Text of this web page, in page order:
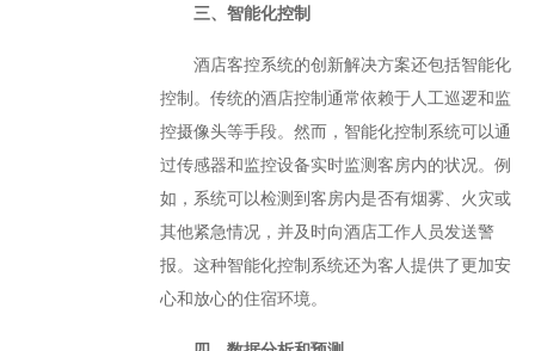
三、智能化控制
酒店客控系统的创新解决方案还包括智能化
控制。传统的酒店控制通常依赖于人工巡逻和监
控摄像头等手段。然而，智能化控制系统可以通
过传感器和监控设备实时监测客房内的状况。例
如，系统可以检测到客房内是否有烟雾、火灾或
其他紧急情况，并及时向酒店工作人员发送警
报。这种智能化控制系统还为客人提供了更加安
心和放心的住宿环境。